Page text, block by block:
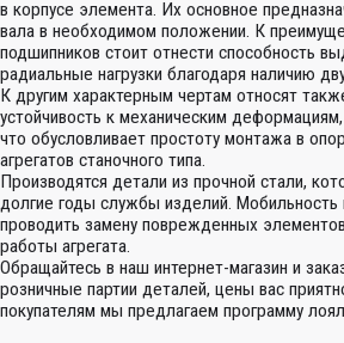
в корпусе элемента. Их основное
вала в необходимом положении. К
подшипников стоит отнести способность
радиальные нагрузки благодаря наличию
К другим характерным чертам относят
устойчивость к механическим
что обусловливает простоту монтажа в
агрегатов станочного типа.
Производятся детали из прочной стали,
долгие годы службы изделий. Мобильность
проводить замену поврежденных
работы агрегата.
Обращайтесь в наш интернет-магазин и
розничные партии деталей, цены вас
покупателям мы предлагаем программу